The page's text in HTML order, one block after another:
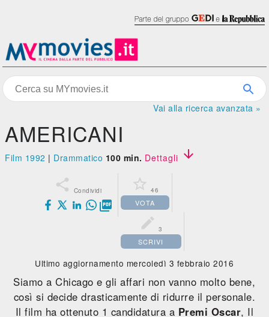
Vai alla ricerca avanzata »
AMERICANI
Film 1992 | Drammatico 100 min. Dettagli 
 Condividi

 46
VOTA
 3
SCRIVI
Ultimo aggiornamento mercoledì 3 febbraio 2016
Siamo a Chicago e gli affari non vanno molto bene,
così si decide drasticamente di ridurre il personale.
Il film ha ottenuto 1 candidatura a Premi Oscar, Il